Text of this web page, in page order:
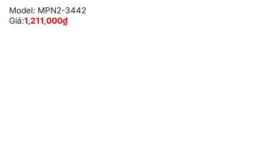
Model: MPN2-3442
Giá:1,211,000₫